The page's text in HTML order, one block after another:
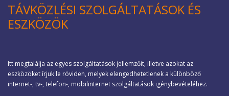
TÁVKÖZLÉSI SZOLGÁLTATÁSOK ÉS
ESZKÖZÖK
Itt megtalálja az egyes szolgáltatások jellemzőit, illetve azokat az
eszközöket írjuk le röviden, melyek elengedhetetlenek a különböző
internet-, tv-, telefon-, mobilinternet szolgáltatások igénybevételéhez.